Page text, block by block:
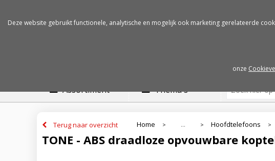
Assortiment Thema's
Terug naar overzicht Home > ... > Hoofdtelefoons >
TONE - ABS draadloze opvouwbare
Deze website gebruikt functionele, analytische en mogelijk ook marketing gerelateerde
onze